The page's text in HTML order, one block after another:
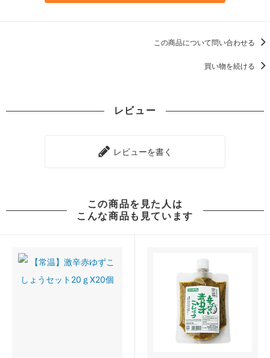
この商品について問い合わせる
買い物を続ける
レビュー
レビューを書く
この商品を見た人は
こんな商品も見ています